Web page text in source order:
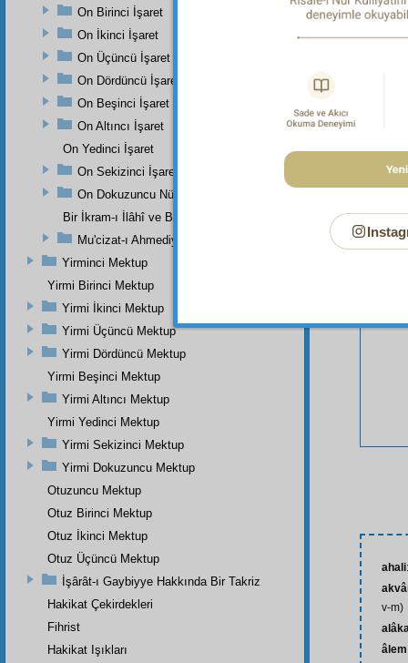
Bu
ahali
v-m)
âlem
On Birinci İşaret
On İkinci İşaret
On Üçüncü İşaret
On Dördüncü İşaret
On Beşinci İşaret
On Altıncı İşaret
On Yedinci İşaret
On Sekizinci İşaret
On Dokuzuncu Nükteli İşaret
Bir İkram-ı İlâhî ve Bir Eser-i İnâyet-i Rabbâniye
Mu'cizat-ı Ahmediye'nin Birinci Zeyli
Yirminci Mektup
Yirmi Birinci Mektup
Yirmi İkinci Mektup
Yirmi Üçüncü Mektup
Yirmi Dördüncü Mektup
Yirmi Beşinci Mektup
Yirmi Altıncı Mektup
Yirmi Yedinci Mektup
Yirmi Sekizinci Mektup
Yirmi Dokuzuncu Mektup
Otuzuncu Mektup
Otuz Birinci Mektup
Otuz İkinci Mektup
Otuz Üçüncü Mektup
İşârât-ı Gaybiyye Hakkında Bir Takriz
Hakikat Çekirdekleri
Fihrist
Hakikat Işıkları